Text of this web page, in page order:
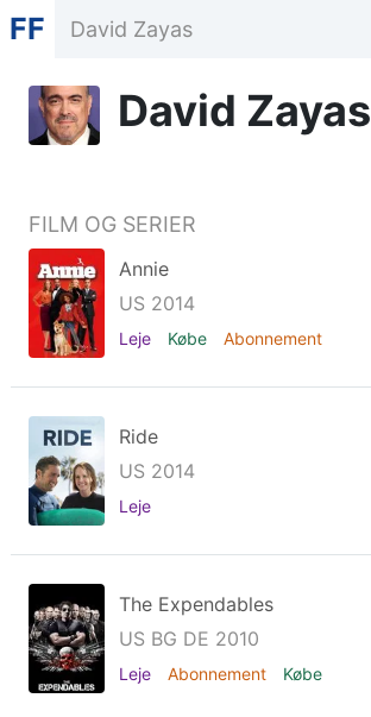
FF
David Zayas
FILM OG SERIER
Annie
US 2014
Leje Købe Abonnement
Ride
US 2014
Leje
The Expendables
US BG DE 2010
Leje Abonnement Købe